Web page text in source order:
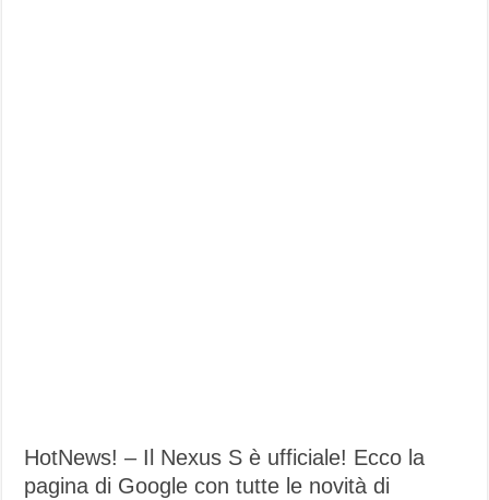
HotNews! – Il Nexus S è ufficiale! Ecco la
pagina di Google con tutte le novità di